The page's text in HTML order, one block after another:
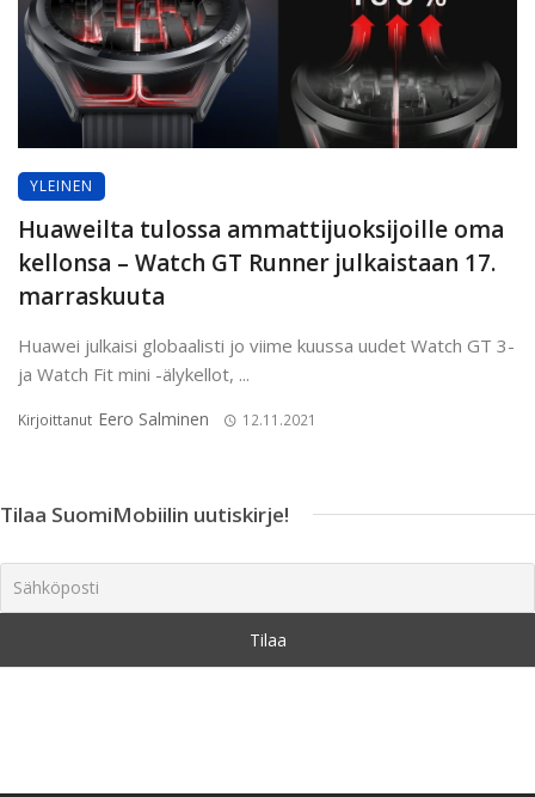
YLEINEN
Huaweilta tulossa ammattijuoksijoille oma
kellonsa – Watch GT Runner julkaistaan 17.
marraskuuta
Huawei julkaisi globaalisti jo viime kuussa uudet Watch GT 3-
ja Watch Fit mini -älykellot, ...
Kirjoittanut Eero Salminen 12.11.2021
Tilaa SuomiMobiilin uutiskirje!